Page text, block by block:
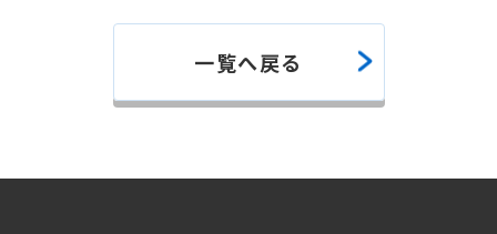
一覧へ戻る